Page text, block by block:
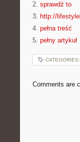
2. sprawdź to
3. http://
4. pełna treść
5. pełny artykuł
CATEGORIES:
Comments are